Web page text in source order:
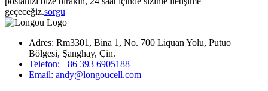
geçeceğiz.sorgu
Adres: Rm3301, Bina 1, No. 700 Liquan Yolu, Putuo
Bölgesi, Şanghay, Çin.
Telefon: +86 393 6905188
Email: andy@longoucell.com